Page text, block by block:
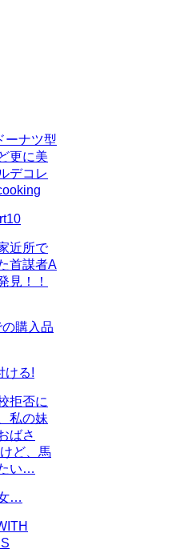
ーナツ型
更に美
デコレ
近所で
首謀者A
見！！
購入品
ける!
拒否に
私の妹
ばさ
ど、馬
い…
…